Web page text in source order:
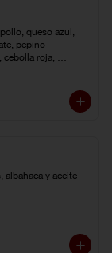
queso azul,
pepino
cebolla roja,
albahaca y aceite